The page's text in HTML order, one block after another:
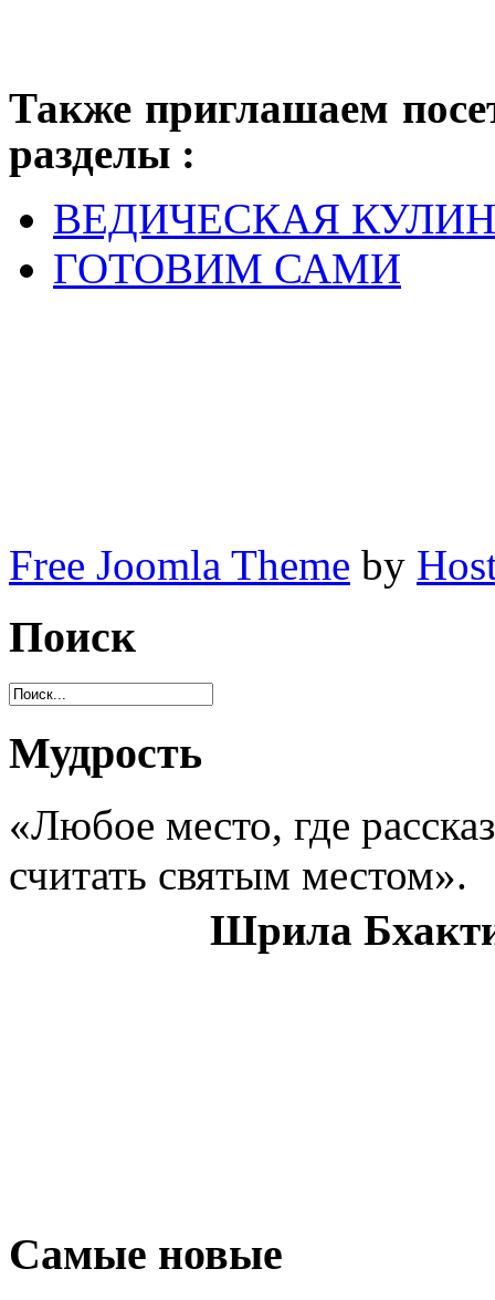
Также приглашаем
разделы :
ВЕДИЧЕСКАЯ
ГОТОВИМ САМИ
Free Joomla Theme by
Поиск
Мудрость
«Любое место, где
считать святым местом».
Шрила
Самые новые